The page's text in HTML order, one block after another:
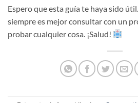
Espero que esta guía te haya sido
siempre es mejor consultar con un
probar cualquier cosa. ¡Salud!